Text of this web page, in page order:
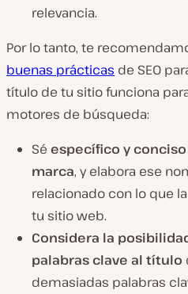
relevancia.
Por lo tanto, te
buenas prácticas de SEO
título de tu sitio funciona
motores de búsqueda:
Sé específico y
marca, y elabora ese
relacionado con lo que
tu sitio web.
Considera la
palabras clave al título
demasiadas palabras